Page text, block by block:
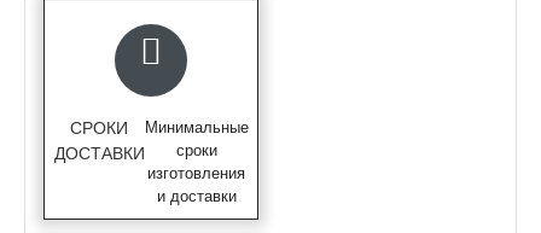
СРОКИ
ДОСТАВКИ
Минимальные
сроки
изготовления
и доставки